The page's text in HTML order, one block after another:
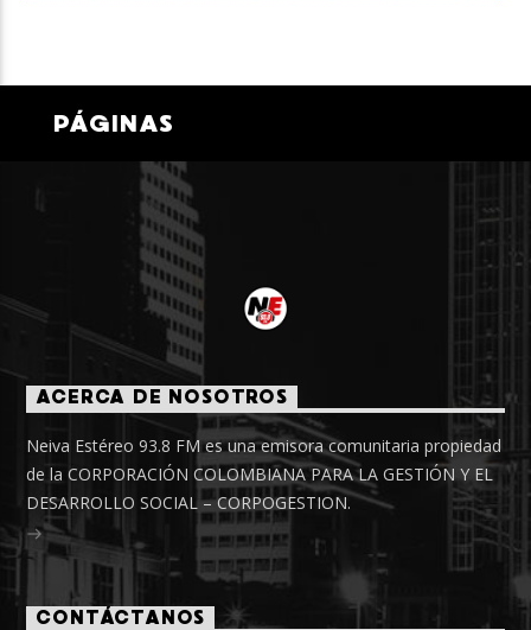
PÁGINAS
ACERCA DE NOSOTROS
Neiva Estéreo 93.8 FM es una emisora comunitaria propiedad
de la CORPORACIÓN COLOMBIANA PARA LA GESTIÓN Y EL
DESARROLLO SOCIAL – CORPOGESTION.
CONTÁCTANOS